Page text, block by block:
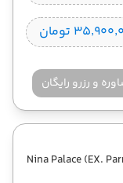
تومان
و رزرو رایگان
Nina Palace (EX.